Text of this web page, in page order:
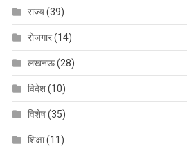
राज्य(39)
रोजगार(14)
लखनऊ(28)
विदेश(10)
विशेष(35)
शिक्षा(11)